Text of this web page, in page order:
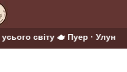
світу 🫖 Пуер · Улун ·